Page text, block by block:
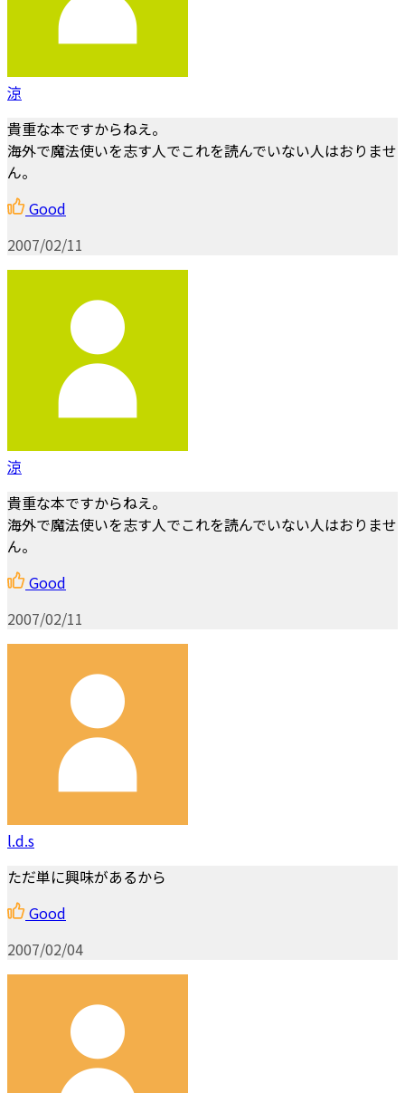
涼
貴重な本ですからねえ。
海外で魔法使いを志す人でこれを読んでいない人はおりませ
ん。
Good
2007/02/11
涼
貴重な本ですからねえ。
海外で魔法使いを志す人でこれを読んでいない人はおりませ
ん。
Good
2007/02/11
l.d.s
ただ単に興味があるから
Good
2007/02/04